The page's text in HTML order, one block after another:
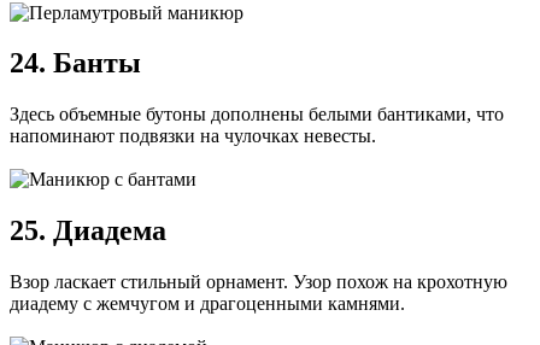
24. Банты
Здесь объемные бутоны дополнены белыми бантиками, что
напоминают подвязки на чулочках невесты.
25. Диадема
Взор ласкает стильный орнамент. Узор похож на крохотную
диадему с жемчугом и драгоценными камнями.